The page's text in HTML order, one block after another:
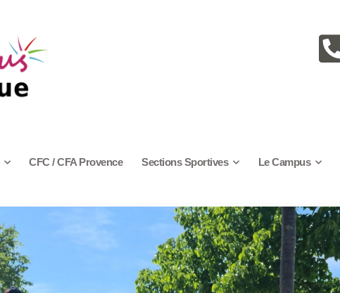
CFC / CFA Provence Sections Sportives Le Campus